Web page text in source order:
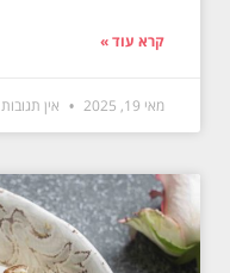
קרא עוד »
מאי 19, 2025 אין תגובות